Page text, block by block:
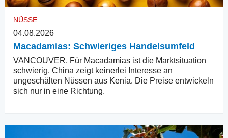
NÜSSE
04.08.2026
Macadamias: Schwieriges Handelsumfeld
VANCOUVER. Für Macadamias ist die Marktsituation
schwierig. China zeigt keinerlei Interesse an
ungeschälten Nüssen aus Kenia. Die Preise entwickeln
sich nur in eine Richtung.